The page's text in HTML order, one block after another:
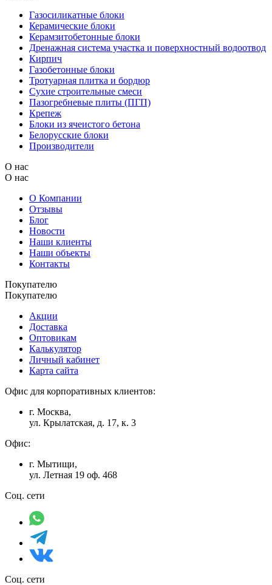
Газосиликатные блоки
Керамические блоки
Керамзитобетонные блоки
Дренажная система участка и поверхностный водоотвод
Кирпич
Газобетонные блоки
Тротуарная плитка и бордюр
Сухие строительные смеси
Пазогребневые плиты (ПГП)
Крепеж
Блоки из ячеистого бетона
Белорусские блоки
Производители
О нас
О нас
О Компании
Отзывы
Блог
Новости
Наши клиенты
Наши объекты
Контакты
Покупателю
Покупателю
Акции
Доставка
Оптовикам
Калькулятор
Личный кабинет
Карта сайта
Офис для корпоративных клиентов:
г. Москва,
ул. Крылатская, д. 17, к. 3
Офис:
г. Мытищи,
ул. Летная 19 оф. 468
Соц. сети
Соц. сети